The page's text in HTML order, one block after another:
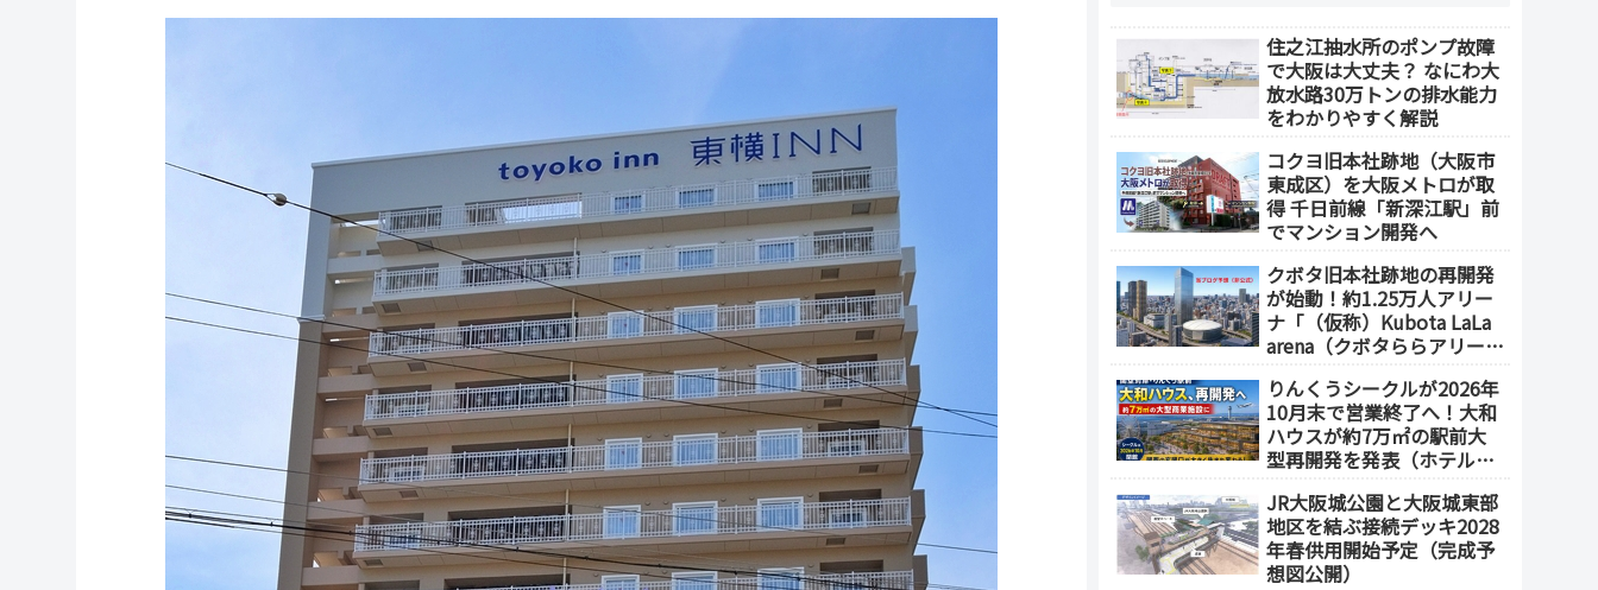
住之江抽水所のポンプ故障
で大阪は大丈夫？ なにわ大
放水路30万トンの排水能力
をわかりやすく解説
コクヨ旧本社跡地（大阪市
東成区）を大阪メトロが取
得 千日前線「新深江駅」前
でマンション開発へ
クボタ旧本社跡地の再開発
が始動！約1.25万人アリー
ナ「（仮称）Kubota LaLa
arena（クボタららアリー
業施設も開発へ【2032年以
降開業】
りんくうシークルが2026年
10月末で営業終了へ！大和
ハウスが約7万㎡の駅前大
型再開発を発表（ホテル開
JR大阪城公園と大阪城東部
地区を結ぶ接続デッキ2028
年春供用開始予定（完成予
想図公開）